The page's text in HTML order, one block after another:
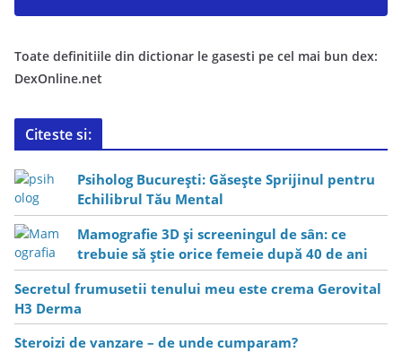
Toate definitiile din dictionar le gasesti pe cel mai bun dex:
DexOnline.net
Citeste si:
Psiholog București: Găsește Sprijinul pentru
Echilibrul Tău Mental
Mamografie 3D și screeningul de sân: ce
trebuie să știe orice femeie după 40 de ani
Secretul frumusetii tenului meu este crema Gerovital
H3 Derma
Steroizi de vanzare – de unde cumparam?